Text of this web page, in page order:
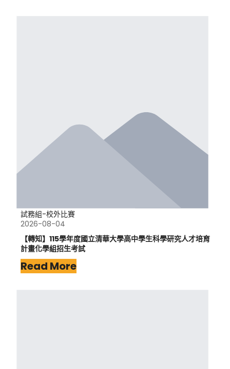
試務組-校外比賽
2026-08-04
【轉知】115學年度國立清華大學高中學生科學研究人才培育
計畫化學組招生考試
Read More